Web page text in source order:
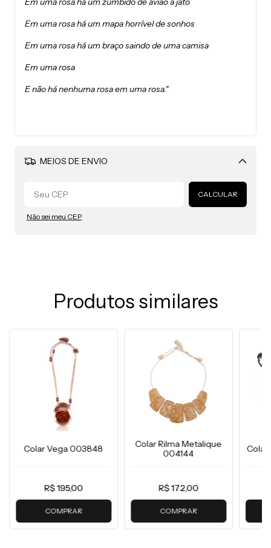
Em uma rosa há um mapa horrível de sonhos
Em uma rosa há um braço saindo de uma camisa
Em uma rosa
E não há nenhuma rosa em uma rosa."
MEIOS DE ENVIO
Alterar CEP
CALCULAR
Não sei meu CEP
Produtos similares
Colar Vega 003848
R$ 195,00
COMPRAR
Colar Rilma Metalique
004144
R$ 172,00
COMPRAR
Colar